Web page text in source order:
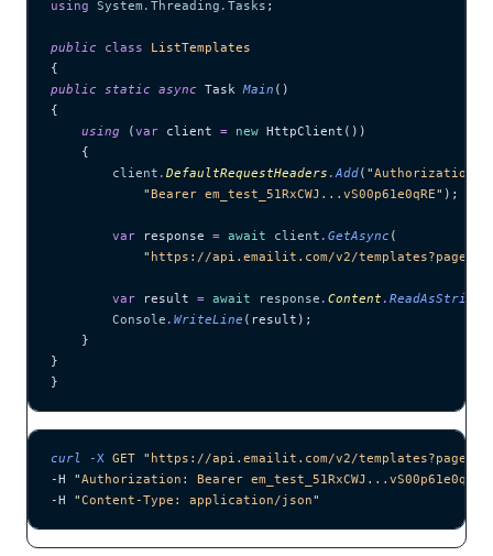
using System . Threading . Tasks ;
public class ListTemplates
{
public static async Task Main ()
{
    using
(var client = new HttpClient())
    {
        client
. DefaultRequestHeaders .Add( "Authorization
            "
Bearer em_test_51RxCWJ...vS00p61e0qRE" );
        var
response = await client . GetAsync (
            "
https://api.emailit.com/v2/
        var
result = await response . Content .
        Console
. WriteLine (result);
    }
}
}
curl -X GET " https://api.emailit.com/v2/
-H "Authorization: Bearer em_test_51RxCWJ...vS00p61e0qRE
-H "Content-Type: application/json"